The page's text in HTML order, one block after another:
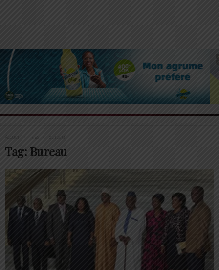
Tags
Tag: Bureau